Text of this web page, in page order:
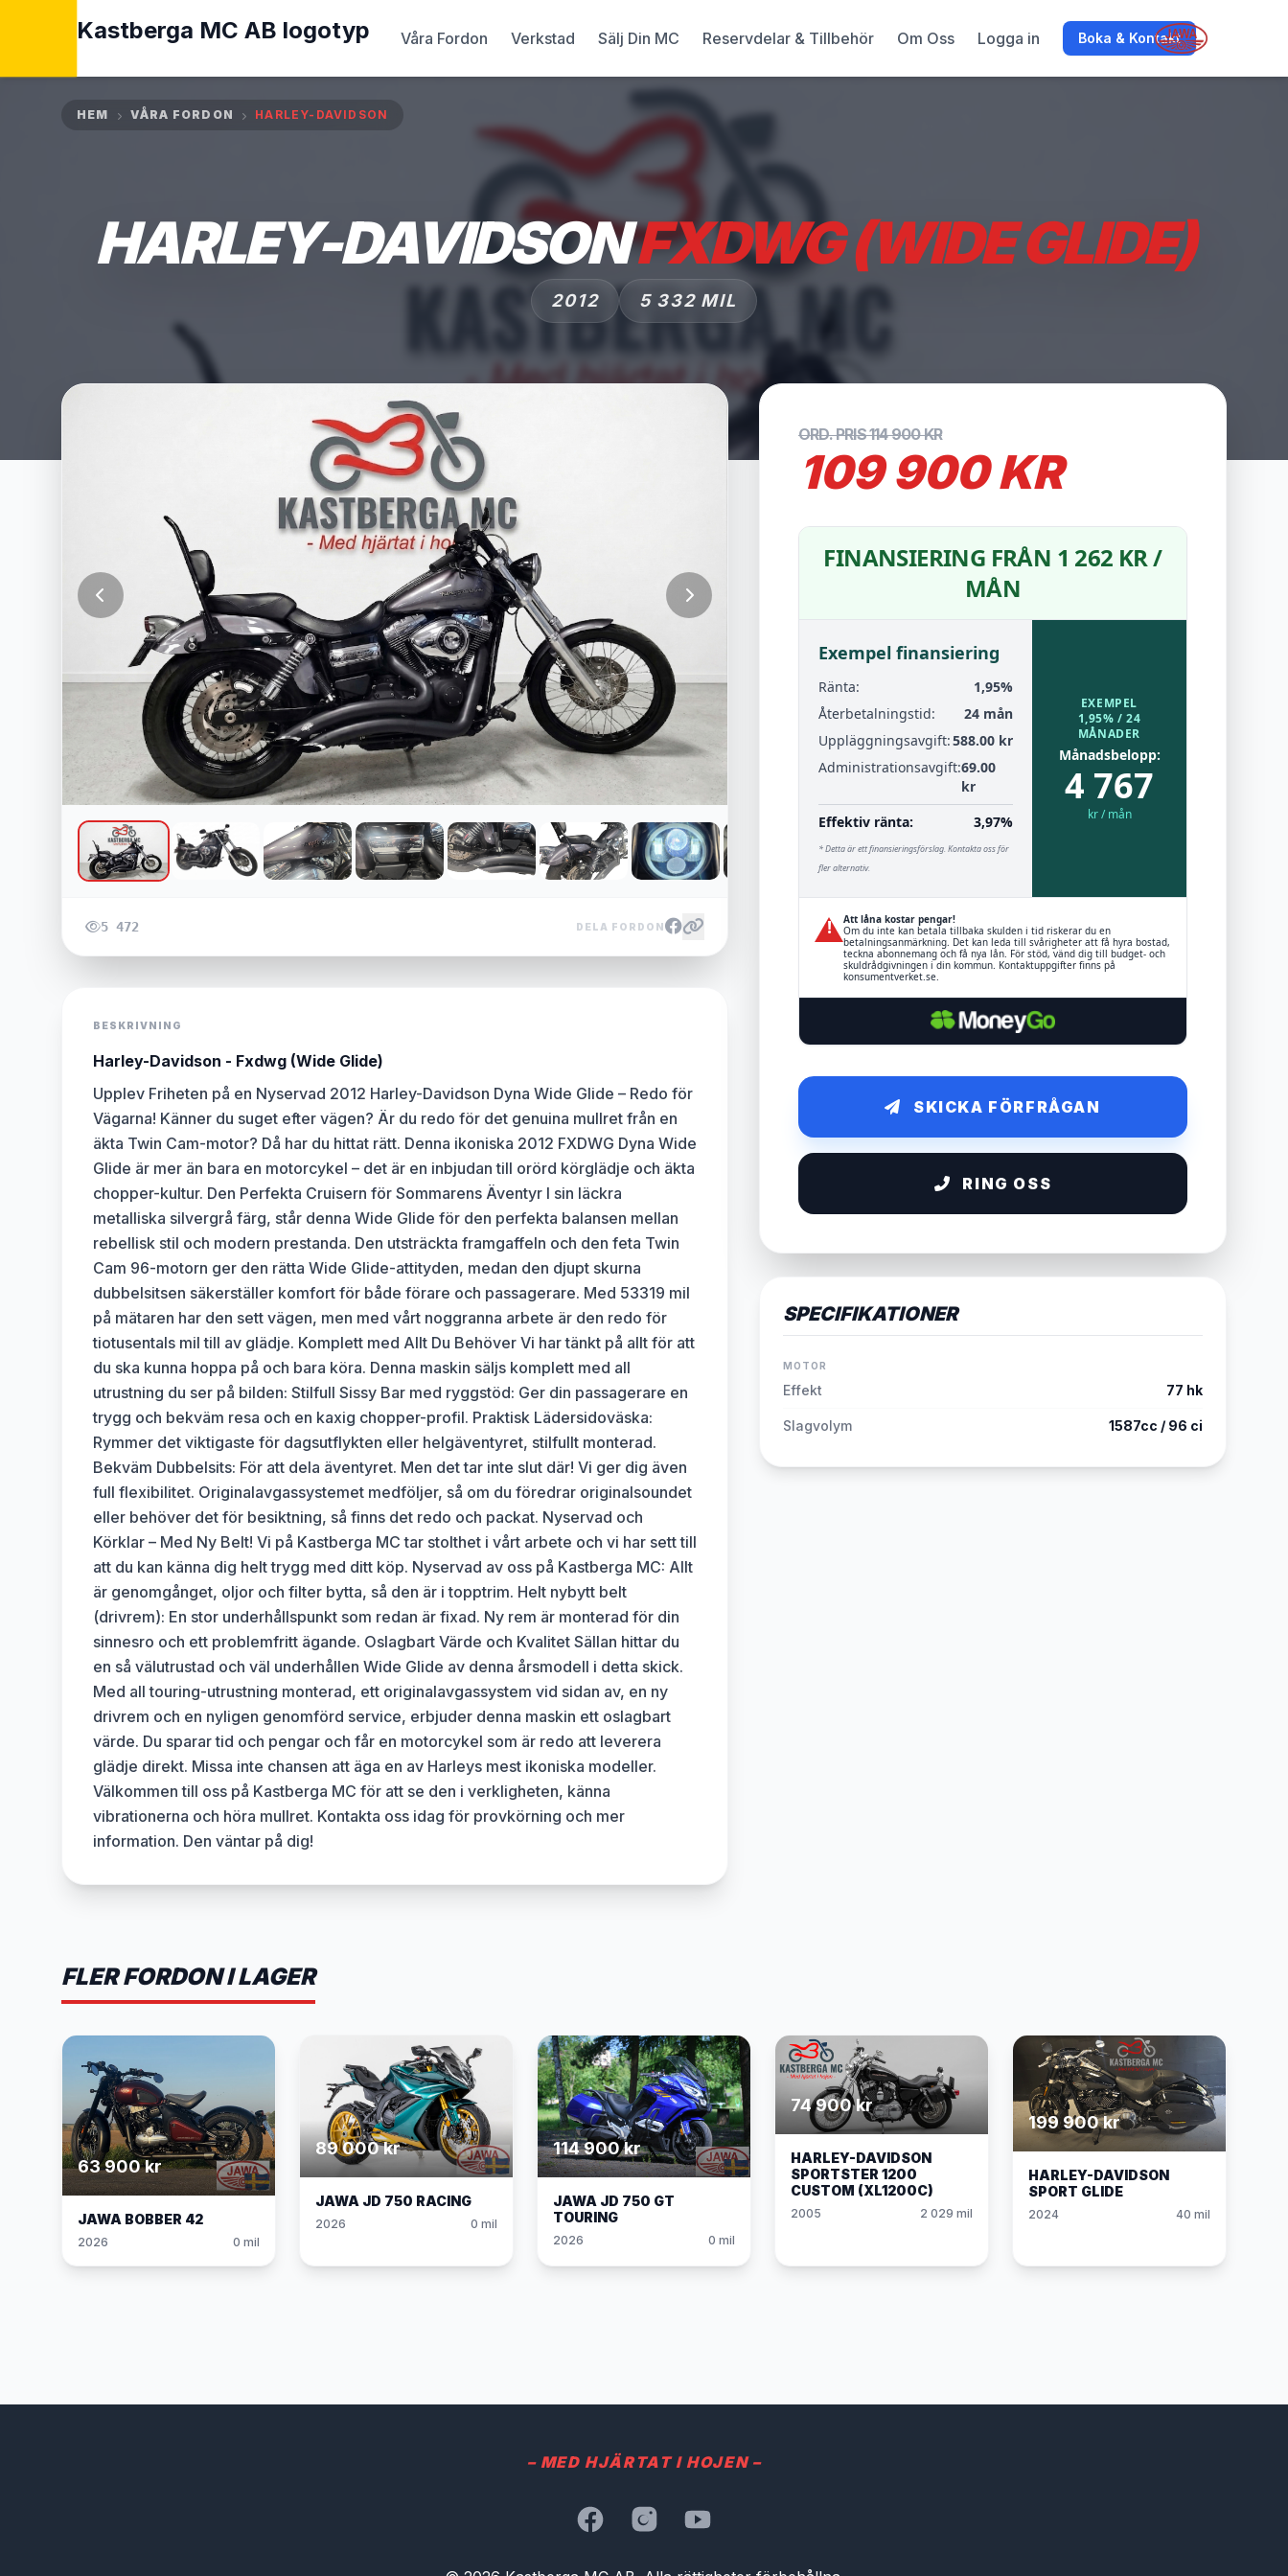
Våra Fordon Verkstad Sälj Din MC Reservdelar & Tillbehör Om Oss Logga in Boka & Kontakt
HEM VÅRA FORDON HARLEY-DAVIDSON
HARLEY-DAVIDSONFXDWG (WIDE GLIDE)
2012 5 332 MIL
5 472 DELA FORDON
BESKRIVNING
Harley-Davidson - Fxdwg (Wide Glide)
Upplev Friheten på en Nyservad 2012 Harley-Davidson Dyna Wide Glide – Redo för
Vägarna! Känner du suget efter vägen? Är du redo för det genuina mullret från en
äkta Twin Cam-motor? Då har du hittat rätt. Denna ikoniska 2012 FXDWG Dyna Wide
Glide är mer än bara en motorcykel – det är en inbjudan till orörd körglädje och äkta
chopper-kultur. Den Perfekta Cruisern för Sommarens Äventyr I sin läckra
metalliska silvergrå färg, står denna Wide Glide för den perfekta balansen mellan
rebellisk stil och modern prestanda. Den utsträckta framgaffeln och den feta Twin
Cam 96-motorn ger den rätta Wide Glide-attityden, medan den djupt skurna
dubbelsitsen säkerställer komfort för både förare och passagerare. Med 53319 mil
på mätaren har den sett vägen, men med vårt noggranna arbete är den redo för
tiotusentals mil till av glädje. Komplett med Allt Du Behöver Vi har tänkt på allt för att
du ska kunna hoppa på och bara köra. Denna maskin säljs komplett med all
utrustning du ser på bilden: Stilfull Sissy Bar med ryggstöd: Ger din passagerare en
trygg och bekväm resa och en kaxig chopper-profil. Praktisk Lädersidoväska:
Rymmer det viktigaste för dagsutflykten eller helgäventyret, stilfullt monterad.
Bekväm Dubbelsits: För att dela äventyret. Men det tar inte slut där! Vi ger dig även
full flexibilitet. Originalavgassystemet medföljer, så om du föredrar originalsoundet
eller behöver det för besiktning, så finns det redo och packat. Nyservad och
Körklar – Med Ny Belt! Vi på Kastberga MC tar stolthet i vårt arbete och vi har sett till
att du kan känna dig helt trygg med ditt köp. Nyservad av oss på Kastberga MC: Allt
är genomgånget, oljor och filter bytta, så den är i topptrim. Helt nybytt belt
(drivrem): En stor underhållspunkt som redan är fixad. Ny rem är monterad för din
sinnesro och ett problemfritt ägande. Oslagbart Värde och Kvalitet Sällan hittar du
en så välutrustad och väl underhållen Wide Glide av denna årsmodell i detta skick.
Med all touring-utrustning monterad, ett originalavgassystem vid sidan av, en ny
drivrem och en nyligen genomförd service, erbjuder denna maskin ett oslagbart
värde. Du sparar tid och pengar och får en motorcykel som är redo att leverera
glädje direkt. Missa inte chansen att äga en av Harleys mest ikoniska modeller.
Välkommen till oss på Kastberga MC för att se den i verkligheten, känna
vibrationerna och höra mullret. Kontakta oss idag för provkörning och mer
information. Den väntar på dig!
ORD. PRIS 114 900 KR
109 900 KR
FINANSIERING FRÅN 1 262 KR /
MÅN
Exempel finansiering
Ränta:
1,95%
Återbetalningstid:
24 mån
Uppläggningsavgift:588.00 kr
Administrationsavgift:69.00
kr
Effektiv ränta:
3,97%
* Detta är ett finansieringsförslag. Kontakta oss för
fler alternativ.
EXEMPEL
1,95% / 24
MÅNADER
Månadsbelopp:
4 767
kr / mån
!
Att låna kostar pengar!
Om du inte kan betala tillbaka skulden i tid riskerar du en
betalningsanmärkning. Det kan leda till svårigheter att få hyra bostad,
teckna abonnemang och få nya lån. För stöd, vänd dig till budget- och
skuldrådgivningen i din kommun. Kontaktuppgifter finns på
konsumentverket.se.
SKICKA FÖRFRÅGAN
RING OSS
SPECIFIKATIONER
MOTOR
Effekt 77 hk
Slagvolym 1587cc / 96 ci
FLER FORDON I LAGER
63 900 kr
JAWA BOBBER 42
2026 0 mil
89 000 kr
JAWA JD 750 RACING
2026 0 mil
114 900 kr
JAWA JD 750 GT
TOURING
2026 0 mil
74 900 kr
HARLEY-DAVIDSON
SPORTSTER 1200
CUSTOM (XL1200C)
2005 2 029 mil
199 900 kr
HARLEY-DAVIDSON
SPORT GLIDE
2024 40 mil
– MED HJÄRTAT I HOJEN –
FacebookInstagramYouTube